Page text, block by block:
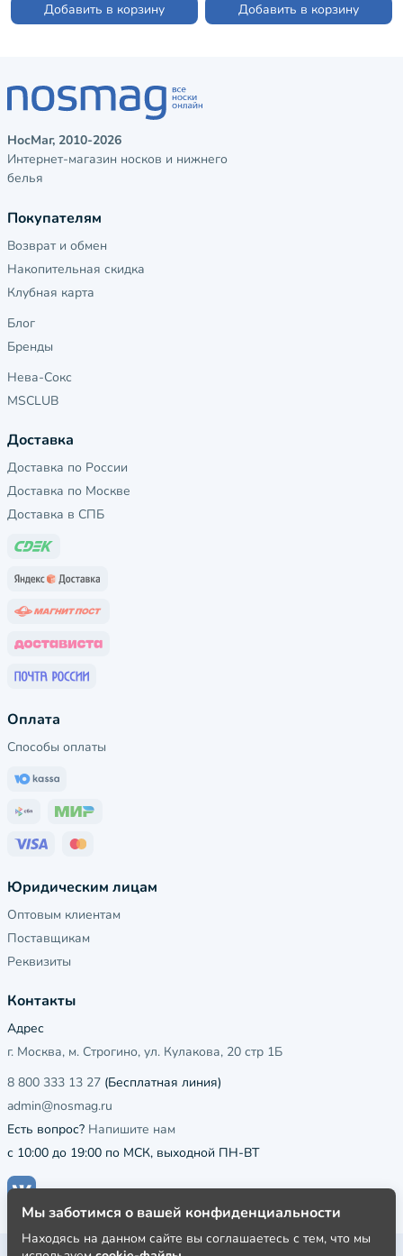
Добавить в корзину
Добавить в корзину
НосМаг, 2010-2026
Интернет-магазин носков и нижнего
белья
Покупателям
Возврат и обмен
Накопительная скидка
Клубная карта
Блог
Бренды
Нева-Сокс
MSCLUB
Доставка
Доставка по России
Доставка по Москве
Доставка в СПБ
Оплата
Способы оплаты
Юридическим лицам
Оптовым клиентам
Поставщикам
Реквизиты
Контакты
Адрес
г. Москва, м. Строгино, ул. Кулакова, 20 стр 1Б
8 800 333 13 27 (Бесплатная линия)
admin@nosmag.ru
Есть вопрос? Напишите нам
с 10:00 до 19:00 по МСК, выходной ПН-ВТ
Мы заботимся о вашей конфиденциальности
Находясь на данном сайте вы соглашаетесь с тем, что мы